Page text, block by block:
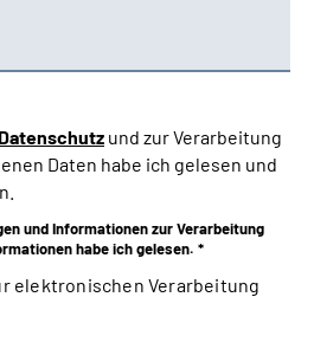
Datenschutz und zur Verarbeitung
Daten habe ich gelesen und
und Informationen zur Verarbeitung
von personenbezogenen Informationen habe ich gelesen. *
elektronischen Verarbeitung